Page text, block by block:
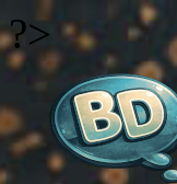
?>